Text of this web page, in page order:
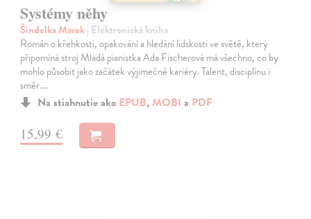
Systémy něhy
Šindelka Marek| Elektronická kniha
Román o křehkosti, opakování a hledání lidskosti ve světě, který
připomíná stroj Mladá pianistka Ada Fischerová má všechno, co by
mohlo působit jako začátek výjimečné kariéry. Talent, disciplínu i
směr.…
Na stiahnutie ako EPUB, MOBI a PDF
15,99 €